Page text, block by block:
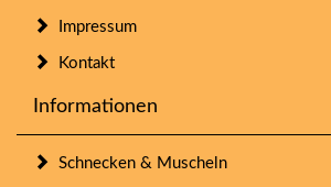
Impressum
Kontakt
Informationen
Schnecken & Muscheln